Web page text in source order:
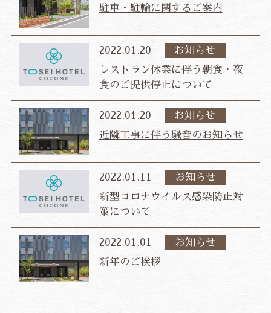
駐車・駐輪に関するご案内
2022.01.20
お知らせ
レストラン休業に伴う朝食・夜
食のご提供停止について
2022.01.20
お知らせ
近隣工事に伴う騒音のお知らせ
2022.01.11
お知らせ
新型コロナウイルス感染防止対
策について
2022.01.01
お知らせ
新年のご挨拶
アクセス・施設情報
新着情報
よくあるご質問 お問い合わせ
プライバシーポリシー 宿泊約款・利用規則
カスタマーハラスメントに対する基本方針
ご宿泊予約
法人会員様ログイン
JP EN CH ZH